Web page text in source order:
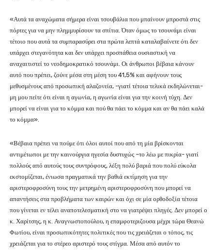
«Αυτά τα αναχώματα σήμερα είναι τσουβάλια που μπαίνουν μπροστά στις
πόρτες για να μην πλημμυρίσουν τα σπίτια. Όταν όμως το τσουνάμι είναι
τέτοιο που αυτά τα συμπαρασύρει στα πρώτα λεπτά καταλαβαίνετε ότι δεν
υπάρχει στεγανότητα και δεν υπάρχει προσπάθεια ουσιαστική να
αναχαιτιστεί το νεοδημοκρατικό τσουνάμι. Οι άνθρωποι βέβαια κάνουν
αυτό που πρέπει, ζούνε μέσα στη μέση του 41,5% και αφήνουν τους
μεθυσμένους από προσωπική αλαζονεία, -γιατί τέτοια τελικά εκδηλώνεται-
μη μου πείτε ότι είναι η αγωνία, η αγωνία είναι για την κοινή τύχη. Δεν
μπορεί να είναι για το κόμμα και πού θα πάει το κόμμα και αν θα πάει καλά
το κόμμα».
«Βέβαια πρέπει να πούμε ότι όλοι αυτοί που από τη μία βρίσκονται
αντιμέτωποι με την καινούργια ηγεσία δυστυχώς –το λέω με πικρία- γιατί
πολλούς από αυτούς τους συντρόφους, λέξη πολύ βαριά που πολύ εύκολα
εκστομίζεται, ένιωσα πραγματικά την βαθιά εκτίμηση για την
αριστεροφροσύνη τους την μετρημένη αριστεροφροσύνη που μπορεί να
απαντήσεις στα προβλήματα των καιρών και όχι σε μία ορθοδοξία τέτοια
που γίνεται εν τέλει αναποτελεσματική στο να γιατρέψει πληγές. Δεν μπορεί ο
κ. Χαρίτσης, η κ. Αναγνωστοπούλου, η επαμφοτεριζουσα μέχρι τώρα Θεανώ
Φωτίου, είναι προσωπικότητες πολιτικές που τις χρειάζεται ο τόπος, τις
χρειάζεται για το στέρεο αριστερό τους στίγμα. Μέσα από αυτόν το